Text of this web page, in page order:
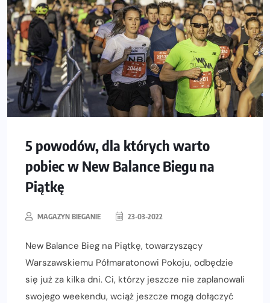
5 powodów, dla których warto
pobiec w New Balance Biegu na
Piątkę
MAGAZYN BIEGANIE 23-03-2022
New Balance Bieg na Piątkę, towarzyszący
Warszawskiemu Półmaratonowi Pokoju, odbędzie
się już za kilka dni. Ci, którzy jeszcze nie zaplanowali
swojego weekendu, wciąż jeszcze mogą dołączyć